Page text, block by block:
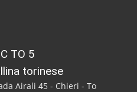
TO 5
torinese
Airali 45 - Chieri - To